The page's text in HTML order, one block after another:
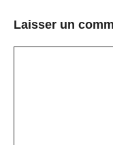
Laisser un